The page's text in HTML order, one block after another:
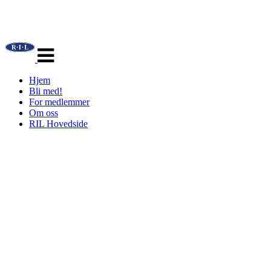
navigasjon
Hjem
Bli med!
For medlemmer
Om oss
RIL Hovedside